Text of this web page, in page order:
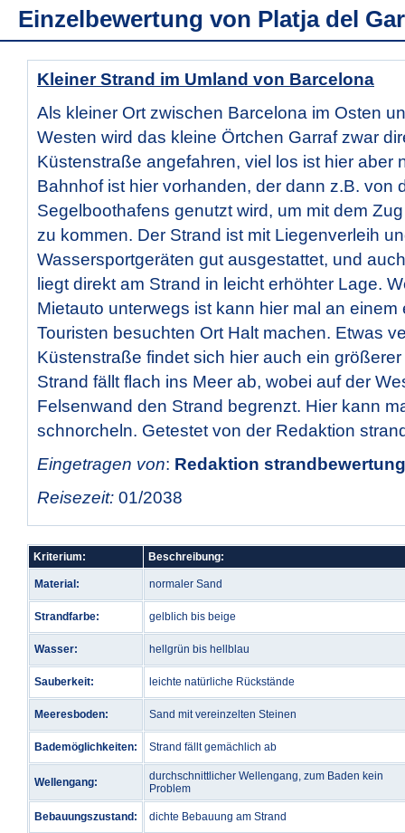
Einzelbewertung von Platja del
Kleiner Strand im Umland von Barcelona
Als kleiner Ort zwischen Barcelona im Osten
Westen wird das kleine Örtchen Garraf zwar
Küstenstraße angefahren, viel los ist hier aber
Bahnhof ist hier vorhanden, der dann z.B. von
Segelboothafens genutzt wird, um mit dem
zu kommen. Der Strand ist mit Liegenverleih
Wassersportgeräten gut ausgestattet, und
liegt direkt am Strand in leicht erhöhter Lage.
Mietauto unterwegs ist kann hier mal an einem
Touristen besuchten Ort Halt machen. Etwas
Küstenstraße findet sich hier auch ein
Strand fällt flach ins Meer ab, wobei auf der
Felsenwand den Strand begrenzt. Hier kann
schnorcheln. Getestet von der Redaktion
Eingetragen von: Redaktion
Reisezeit: 01/2038
Kriterium: Beschreibung:
Material: normaler Sand
Strandfarbe: gelblich bis beige
Wasser: hellgrün bis hellblau
Sauberkeit: leichte natürliche Rückstände
Meeresboden: Sand mit vereinzelten Steinen
Bademöglichkeiten: Strand fällt gemächlich ab
Wellengang:
durchschnittlicher Wellengang, zum Baden kein
Problem
Bebauungszustand: dichte Bebauung am Strand